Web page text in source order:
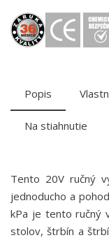
Popis
Na stiahnutie
Tento 20V ručný
jednoducho a
kPa je tento ručný
stolov, štrbín a